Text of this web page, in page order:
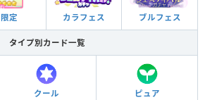
限定 カラフェス ブルフェス
タイプ別カード一覧
クール ピュア